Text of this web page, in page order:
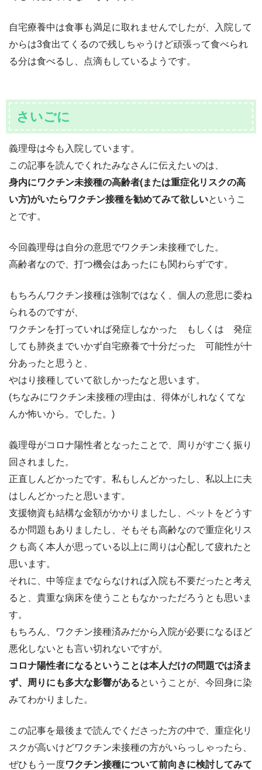
自宅療養中は食事も満足に取れませんでしたが、入院して
からは3食出てくるので残しちゃうけど頑張って食べられ
る分は食べるし、点滴もしているようです。
さいごに
義理母は今も入院しています。
この記事を読んでくれたみなさんに伝えたいのは、
身内にワクチン未接種の高齢者(または重症化リスクの高
い方)がいたらワクチン接種を勧めてみて欲しいというこ
とです。
今回義理母は自分の意思でワクチン未接種でした。
高齢者なので、打つ機会はあったにも関わらずです。
もちろんワクチン接種は強制ではなく、個人の意思に委ね
られるのですが、
ワクチンを打っていれば発症しなかった もしくは 発症
しても肺炎までいかず自宅療養で十分だった 可能性が十
分あったと思うと、
やはり接種していて欲しかったなと思います。
(ちなみにワクチン未接種の理由は、得体がしれなくてな
んか怖いから。でした。)
義理母がコロナ陽性者となったことで、周りがすごく振り
回されました。
正直しんどかったです。私もしんどかったし、私以上に夫
はしんどかったと思います。
支援物資も結構な金額がかかりましたし、ペットをどうす
るか問題もありましたし、そもそも高齢なので重症化リス
クも高く本人が思っている以上に周りは心配して疲れたと
思います。
それに、中等症までならなければ入院も不要だったと考え
ると、貴重な病床を使うこともなかっただろうとも思いま
す。
もちろん、ワクチン接種済みだから入院が必要になるほど
悪化しないとも言い切れないですが。
コロナ陽性者になるということは本人だけの問題では済ま
ず、周りにも多大な影響があるということが、今回身に染
みてわかりました。
この記事を最後まで読んでくださった方の中で、重症化リ
スクが高いけどワクチン未接種の方がいらっしゃったら、
ぜひもう一度ワクチン接種について前向きに検討してみて